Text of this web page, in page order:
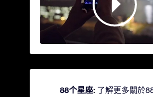
88个星座: 了解更多關於